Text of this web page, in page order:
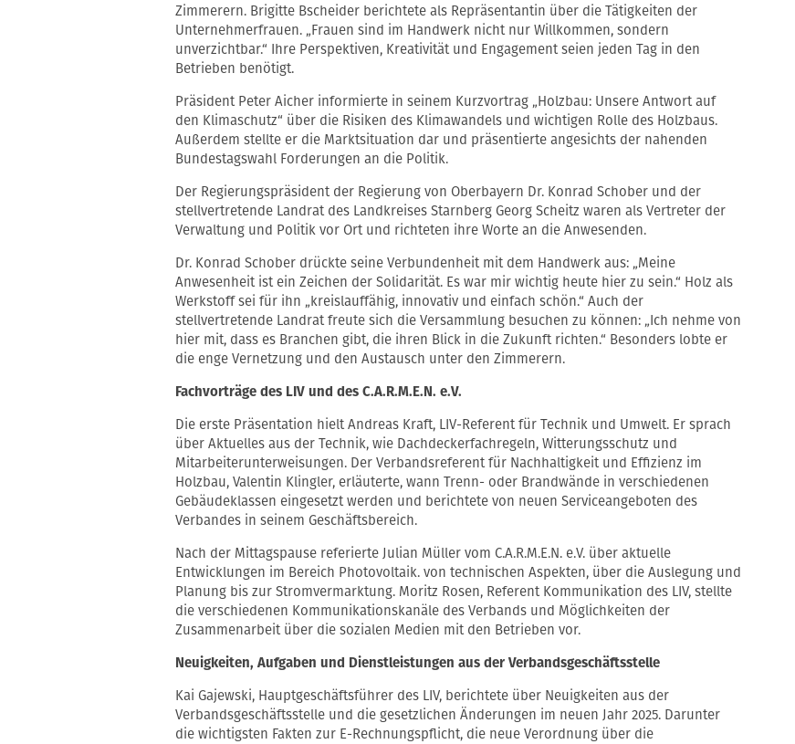
Zimmerern. Brigitte Bscheider berichtete als Repräsentantin über die Tätigkeiten der
Unternehmerfrauen. „Frauen sind im Handwerk nicht nur Willkommen, sondern
unverzichtbar.“ Ihre Perspektiven, Kreativität und Engagement seien jeden Tag in den
Betrieben benötigt.
Präsident Peter Aicher informierte in seinem Kurzvortrag „Holzbau: Unsere Antwort auf
den Klimaschutz“ über die Risiken des Klimawandels und wichtigen Rolle des Holzbaus.
Außerdem stellte er die Marktsituation dar und präsentierte angesichts der nahenden
Bundestagswahl Forderungen an die Politik.
Der Regierungspräsident der Regierung von Oberbayern Dr. Konrad Schober und der
stellvertretende Landrat des Landkreises Starnberg Georg Scheitz waren als Vertreter der
Verwaltung und Politik vor Ort und richteten ihre Worte an die Anwesenden.
Dr. Konrad Schober drückte seine Verbundenheit mit dem Handwerk aus: „Meine
Anwesenheit ist ein Zeichen der Solidarität. Es war mir wichtig heute hier zu sein.“ Holz als
Werkstoff sei für ihn „kreislauffähig, innovativ und einfach schön.“ Auch der
stellvertretende Landrat freute sich die Versammlung besuchen zu können: „Ich nehme von
hier mit, dass es Branchen gibt, die ihren Blick in die Zukunft richten.“ Besonders lobte er
die enge Vernetzung und den Austausch unter den Zimmerern.
Fachvorträge des LIV und des C.A.R.M.E.N. e.V.
Die erste Präsentation hielt Andreas Kraft, LIV-Referent für Technik und Umwelt. Er sprach
über Aktuelles aus der Technik, wie Dachdeckerfachregeln, Witterungsschutz und
Mitarbeiterunterweisungen. Der Verbandsreferent für Nachhaltigkeit und Effizienz im
Holzbau, Valentin Klingler, erläuterte, wann Trenn- oder Brandwände in verschiedenen
Gebäudeklassen eingesetzt werden und berichtete von neuen Serviceangeboten des
Verbandes in seinem Geschäftsbereich.
Nach der Mittagspause referierte Julian Müller vom C.A.R.M.E.N. e.V. über aktuelle
Entwicklungen im Bereich Photovoltaik. von technischen Aspekten, über die Auslegung und
Planung bis zur Stromvermarktung. Moritz Rosen, Referent Kommunikation des LIV, stellte
die verschiedenen Kommunikationskanäle des Verbands und Möglichkeiten der
Zusammenarbeit über die sozialen Medien mit den Betrieben vor.
Neuigkeiten, Aufgaben und Dienstleistungen aus der Verbandsgeschäftsstelle
Kai Gajewski, Hauptgeschäftsführer des LIV, berichtete über Neuigkeiten aus der
Verbandsgeschäftsstelle und die gesetzlichen Änderungen im neuen Jahr 2025. Darunter
die wichtigsten Fakten zur E-Rechnungspflicht, die neue Verordnung über die